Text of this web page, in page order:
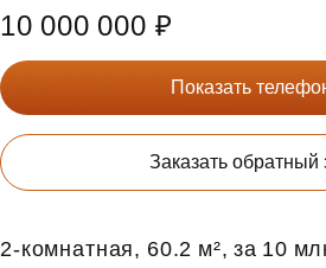
10 000 000 ₽
Показать
Заказать обратный
2‑комнатная, 60.2 м², за 10